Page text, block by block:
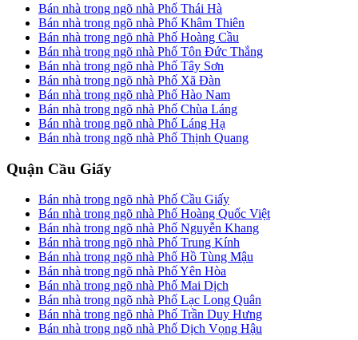
Bán nhà trong ngõ nhà Phố Thái Hà
Bán nhà trong ngõ nhà Phố Khâm Thiên
Bán nhà trong ngõ nhà Phố Hoàng Cầu
Bán nhà trong ngõ nhà Phố Tôn Đức Thắng
Bán nhà trong ngõ nhà Phố Tây Sơn
Bán nhà trong ngõ nhà Phố Xã Đàn
Bán nhà trong ngõ nhà Phố Hào Nam
Bán nhà trong ngõ nhà Phố Chùa Láng
Bán nhà trong ngõ nhà Phố Láng Hạ
Bán nhà trong ngõ nhà Phố Thịnh Quang
Quận Cầu Giấy
Bán nhà trong ngõ nhà Phố Cầu Giấy
Bán nhà trong ngõ nhà Phố Hoàng Quốc Việt
Bán nhà trong ngõ nhà Phố Nguyễn Khang
Bán nhà trong ngõ nhà Phố Trung Kính
Bán nhà trong ngõ nhà Phố Hồ Tùng Mậu
Bán nhà trong ngõ nhà Phố Yên Hòa
Bán nhà trong ngõ nhà Phố Mai Dịch
Bán nhà trong ngõ nhà Phố Lạc Long Quân
Bán nhà trong ngõ nhà Phố Trần Duy Hưng
Bán nhà trong ngõ nhà Phố Dịch Vọng Hậu